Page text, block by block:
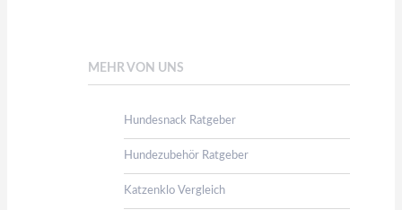
MEHR VON UNS
Hundesnack Ratgeber
Hundezubehör Ratgeber
Katzenklo Vergleich